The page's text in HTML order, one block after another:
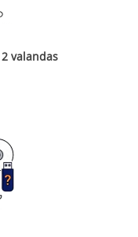
valandas